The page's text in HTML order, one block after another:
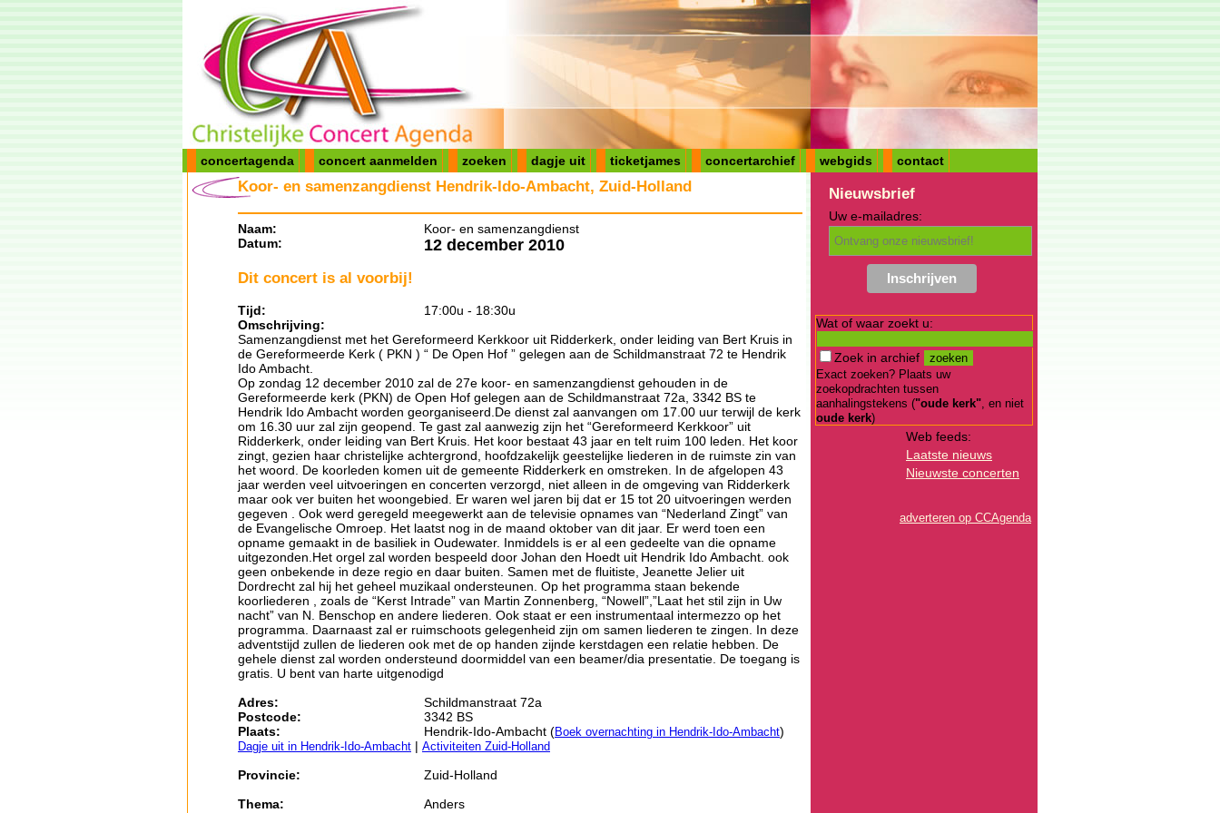
concertagenda concert aanmelden zoeken dagje uit ticketjames concertarchief webgids contact
Koor- en samenzangdienst Hendrik-Ido-Ambacht, Zuid-Holland
Naam:
Koor- en samenzangdienst
Datum:
12 december 2010
Dit concert is al voorbij!
Tijd:
17:00u - 18:30u
Omschrijving:
Samenzangdienst met het Gereformeerd Kerkkoor uit Ridderkerk, onder leiding van Bert Kruis in
de Gereformeerde Kerk ( PKN ) “ De Open Hof ” gelegen aan de Schildmanstraat 72 te Hendrik
Ido Ambacht.
Op zondag 12 december 2010 zal de 27e koor- en samenzangdienst gehouden in de
Gereformeerde kerk (PKN) de Open Hof gelegen aan de Schildmanstraat 72a, 3342 BS te
Hendrik Ido Ambacht worden georganiseerd.De dienst zal aanvangen om 17.00 uur terwijl de kerk
om 16.30 uur zal zijn geopend. Te gast zal aanwezig zijn het “Gereformeerd Kerkkoor” uit
Ridderkerk, onder leiding van Bert Kruis. Het koor bestaat 43 jaar en telt ruim 100 leden. Het koor
zingt, gezien haar christelijke achtergrond, hoofdzakelijk geestelijke liederen in de ruimste zin van
het woord. De koorleden komen uit de gemeente Ridderkerk en omstreken. In de afgelopen 43
jaar werden veel uitvoeringen en concerten verzorgd, niet alleen in de omgeving van Ridderkerk
maar ook ver buiten het woongebied. Er waren wel jaren bij dat er 15 tot 20 uitvoeringen werden
gegeven . Ook werd geregeld meegewerkt aan de televisie opnames van “Nederland Zingt” van
de Evangelische Omroep. Het laatst nog in de maand oktober van dit jaar. Er werd toen een
opname gemaakt in de basiliek in Oudewater. Inmiddels is er al een gedeelte van die opname
uitgezonden.Het orgel zal worden bespeeld door Johan den Hoedt uit Hendrik Ido Ambacht. ook
geen onbekende in deze regio en daar buiten. Samen met de fluitiste, Jeanette Jelier uit
Dordrecht zal hij het geheel muzikaal ondersteunen. Op het programma staan bekende
koorliederen , zoals de “Kerst Intrade” van Martin Zonnenberg, “Nowell”,”Laat het stil zijn in Uw
nacht” van N. Benschop en andere liederen. Ook staat er een instrumentaal intermezzo op het
programma. Daarnaast zal er ruimschoots gelegenheid zijn om samen liederen te zingen. In deze
adventstijd zullen de liederen ook met de op handen zijnde kerstdagen een relatie hebben. De
gehele dienst zal worden ondersteund doormiddel van een beamer/dia presentatie. De toegang is
gratis. U bent van harte uitgenodigd
Adres:
Schildmanstraat 72a
Postcode:
3342 BS
Plaats:
Hendrik-Ido-Ambacht (Boek overnachting in Hendrik-Ido-Ambacht)
Dagje uit in Hendrik-Ido-Ambacht | Activiteiten Zuid-Holland
Provincie:
Zuid-Holland
Thema:
Anders
Nieuwsbrief
Uw e-mailadres:
Wat of waar zoekt u:
Zoek in archief
Exact zoeken? Plaats uw
zoekopdrachten tussen
aanhalingstekens ("oude kerk", en niet
oude kerk)
Web feeds:
Laatste nieuws
Nieuwste concerten
adverteren op CCAgenda